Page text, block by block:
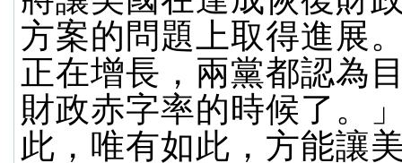
方案的問題上取得進展
正在增長，兩黨都認為
財政赤字率的時候了。
此，唯有如此，方能讓